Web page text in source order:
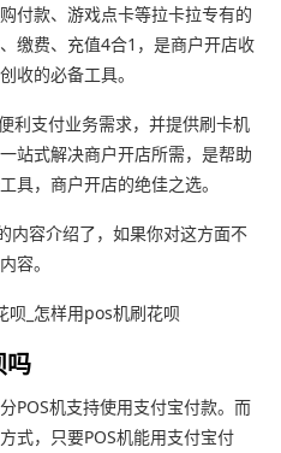
付款、游戏点卡等拉卡拉专有的
缴费、充值4合1，是商户开店收
收的必备工具。
利支付业务需求，并提供刷卡机
站式解决商户开店所需，是帮助
具，商户开店的绝佳之选。
内容介绍了，如果你对这方面不
容。
吗
POS机支持使用支付宝付款。而
式，只要POS机能用支付宝付